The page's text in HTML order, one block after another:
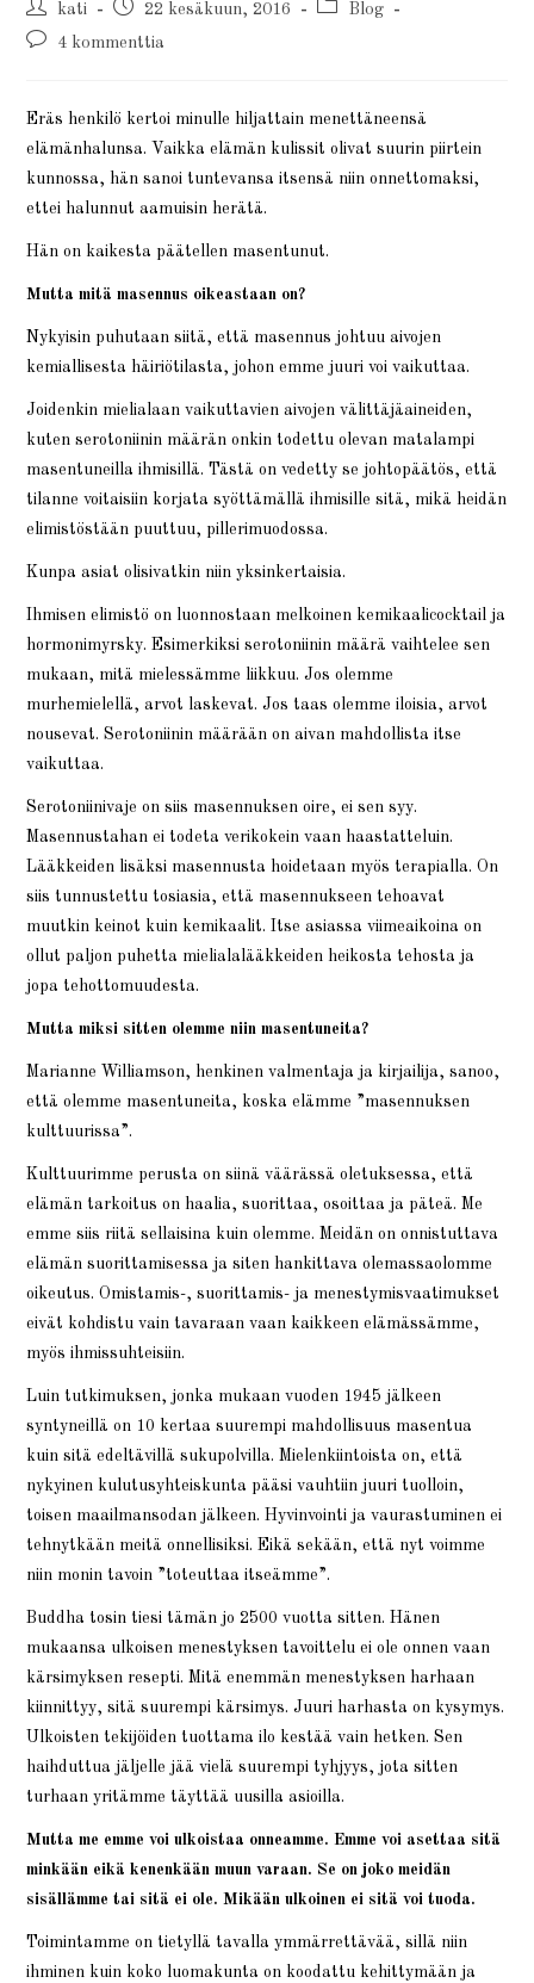
kati 22 kesäkuun, 2016
Blog
4 kommenttia
Eräs henkilö kertoi minulle hiljattain menettäneensä
elämänhalunsa. Vaikka elämän kulissit olivat suurin piirtein
kunnossa, hän sanoi tuntevansa itsensä niin onnettomaksi,
ettei halunnut aamuisin herätä.
Hän on kaikesta päätellen masentunut.
Mutta mitä masennus oikeastaan on?
Nykyisin puhutaan siitä, että masennus johtuu aivojen
kemiallisesta häiriötilasta, johon emme juuri voi vaikuttaa.
Joidenkin mielialaan vaikuttavien aivojen välittäjäaineiden,
kuten serotoniinin määrän onkin todettu olevan matalampi
masentuneilla ihmisillä. Tästä on vedetty se johtopäätös, että
tilanne voitaisiin korjata syöttämällä ihmisille sitä, mikä heidän
elimistöstään puuttuu, pillerimuodossa.
Kunpa asiat olisivatkin niin yksinkertaisia.
Ihmisen elimistö on luonnostaan melkoinen kemikaalicocktail ja
hormonimyrsky. Esimerkiksi serotoniinin määrä vaihtelee sen
mukaan, mitä mielessämme liikkuu. Jos olemme
murhemielellä, arvot laskevat. Jos taas olemme iloisia, arvot
nousevat. Serotoniinin määrään on aivan mahdollista itse
vaikuttaa.
Serotoniinivaje on siis masennuksen oire, ei sen syy.
Masennustahan ei todeta verikokein vaan haastatteluin.
Lääkkeiden lisäksi masennusta hoidetaan myös terapialla. On
siis tunnustettu tosiasia, että masennukseen tehoavat
muutkin keinot kuin kemikaalit. Itse asiassa viimeaikoina on
ollut paljon puhetta mielialalääkkeiden heikosta tehosta ja
jopa tehottomuudesta.
Mutta miksi sitten olemme niin masentuneita?
Marianne Williamson, henkinen valmentaja ja kirjailija, sanoo,
että olemme masentuneita, koska elämme ”masennuksen
kulttuurissa”.
Kulttuurimme perusta on siinä väärässä oletuksessa, että
elämän tarkoitus on haalia, suorittaa, osoittaa ja päteä. Me
emme siis riitä sellaisina kuin olemme. Meidän on onnistuttava
elämän suorittamisessa ja siten hankittava olemassaolomme
oikeutus. Omistamis-, suorittamis- ja menestymisvaatimukset
eivät kohdistu vain tavaraan vaan kaikkeen elämässämme,
myös ihmissuhteisiin.
Luin tutkimuksen, jonka mukaan vuoden 1945 jälkeen
syntyneillä on 10 kertaa suurempi mahdollisuus masentua
kuin sitä edeltävillä sukupolvilla. Mielenkiintoista on, että
nykyinen kulutusyhteiskunta pääsi vauhtiin juuri tuolloin,
toisen maailmansodan jälkeen. Hyvinvointi ja vaurastuminen ei
tehnytkään meitä onnellisiksi. Eikä sekään, että nyt voimme
niin monin tavoin ”toteuttaa itseämme”.
Buddha tosin tiesi tämän jo 2500 vuotta sitten. Hänen
mukaansa ulkoisen menestyksen tavoittelu ei ole onnen vaan
kärsimyksen resepti. Mitä enemmän menestyksen harhaan
kiinnittyy, sitä suurempi kärsimys. Juuri harhasta on kysymys.
Ulkoisten tekijöiden tuottama ilo kestää vain hetken. Sen
haihduttua jäljelle jää vielä suurempi tyhjyys, jota sitten
turhaan yritämme täyttää uusilla asioilla.
Mutta me emme voi ulkoistaa onneamme. Emme voi asettaa sitä
minkään eikä kenenkään muun varaan. Se on joko meidän
sisällämme tai sitä ei ole. Mikään ulkoinen ei sitä voi tuoda.
Toimintamme on tietyllä tavalla ymmärrettävää, sillä niin
ihminen kuin koko luomakunta on koodattu kehittymään ja